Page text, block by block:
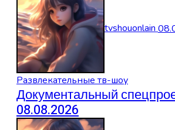
tvshouonlain
Развлекательные тв-шоу
Документальный
08.08.2026